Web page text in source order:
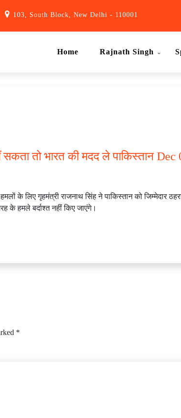
103, South Block, New Delhi - 110001
Home Rajnath Singh
सकता तो भारत की मदद ले पाकिस्तान Dec
के लिए गृहमंत्री राजनाथ सिंह ने पाकिस्तान को जिम्मेदार
के हमले बर्दाश्त नहीं किए जाएंगे।
*